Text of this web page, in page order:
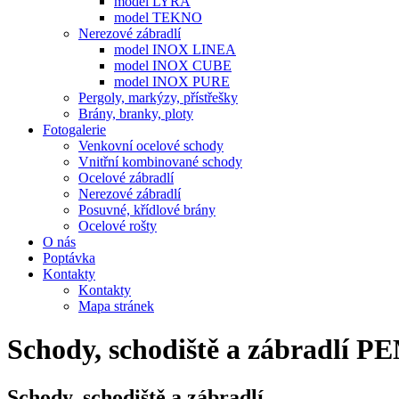
model TEKNO
Nerezové zábradlí
model INOX LINEA
model INOX CUBE
model INOX PURE
Pergoly, markýzy, přístřešky
Brány, branky, ploty
Fotogalerie
Venkovní ocelové schody
Vnitřní kombinované schody
Ocelové zábradlí
Nerezové zábradlí
Posuvné, křídlové brány
Ocelové rošty
O nás
Poptávka
Kontakty
Kontakty
Mapa stránek
Schody, schodiště a zábradlí